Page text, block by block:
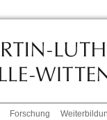
Forschung